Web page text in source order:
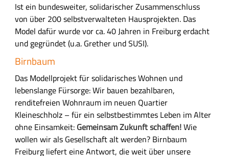
Ist ein bundesweiter, solidarischer Zusammenschluss
von über 200 selbstverwalteten Hausprojekten. Das
Model dafür wurde vor ca. 40 Jahren in Freiburg erdacht
und gegründet (u.a. Grether und SUSI).
Birnbaum
Das Modellprojekt für solidarisches Wohnen und
lebenslange Fürsorge:Wir bauen bezahlbaren,
renditefreien Wohnraum im neuen Quartier
Kleineschholz – für ein selbstbestimmtes Leben im Alter
ohne Einsamkeit: Gemeinsam Zukunft schaffen!Wie
wollen wir als Gesellschaft alt werden? Birnbaum
Freiburg liefert eine Antwort, die weit über unsere